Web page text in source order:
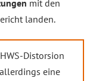
mit den
landen.
Distorsion
eine